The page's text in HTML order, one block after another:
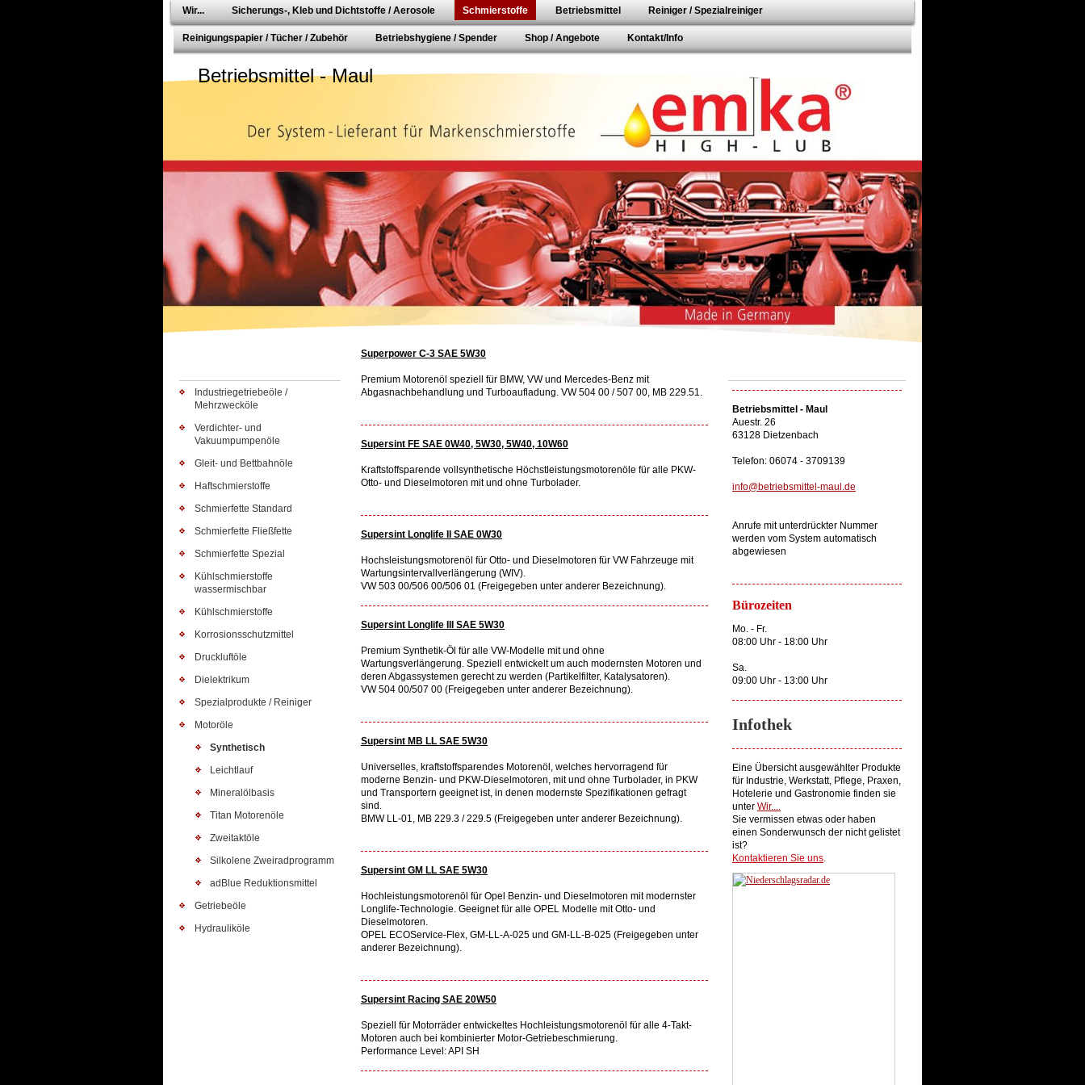
Wir... Sicherungs-, Kleb und Dichtstoffe / Aerosole Schmierstoffe Betriebsmittel Reiniger / Spezialreiniger
Reinigungspapier / Tücher / Zubehör Betriebshygiene / Spender Shop / Angebote Kontakt/Info
Betriebsmittel - Maul
Industriegetriebeöle /
Mehrzwecköle
Verdichter- und
Vakuumpumpenöle
Gleit- und Bettbahnöle
Haftschmierstoffe
Schmierfette Standard
Schmierfette Fließfette
Schmierfette Spezial
Kühlschmierstoffe
wassermischbar
Kühlschmierstoffe
Korrosionsschutzmittel
Druckluftöle
Dielektrikum
Spezialprodukte / Reiniger
Motoröle
Synthetisch
Leichtlauf
Mineralölbasis
Titan Motorenöle
Zweitaktöle
Silkolene Zweiradprogramm
adBlue Reduktionsmittel
Getriebeöle
Hydrauliköle
Superpower C-3 SAE 5W30
Premium Motorenöl speziell für BMW, VW und Mercedes-Benz mit
Abgasnachbehandlung und Turboaufladung. VW 504 00 / 507 00, MB 229.51.
Supersint FE SAE 0W40, 5W30, 5W40, 10W60
Kraftstoffsparende vollsynthetische Höchstleistungsmotorenöle für alle PKW-
Otto- und Dieselmotoren mit und ohne Turbolader.
Supersint Longlife II SAE 0W30
Hochsleistungsmotorenöl für Otto- und Dieselmotoren für VW Fahrzeuge mit
Wartungsintervallverlängerung (WIV).
VW 503 00/506 00/506 01 (Freigegeben unter anderer Bezeichnung).
Supersint Longlife III SAE 5W30
Premium Synthetik-Öl für alle VW-Modelle mit und ohne
Wartungsverlängerung. Speziell entwickelt um auch modernsten Motoren und
deren Abgassystemen gerecht zu werden (Partikelfilter, Katalysatoren).
VW 504 00/507 00 (Freigegeben unter anderer Bezeichnung).
Supersint MB LL SAE 5W30
Universelles, kraftstoffsparendes Motorenöl, welches hervorragend für
moderne Benzin- und PKW-Dieselmotoren, mit und ohne Turbolader, in PKW
und Transportern geeignet ist, in denen modernste Spezifikationen gefragt
sind.
BMW LL-01, MB 229.3 / 229.5 (Freigegeben unter anderer Bezeichnung).
Supersint GM LL SAE 5W30
Hochleistungsmotorenöl für Opel Benzin- und Dieselmotoren mit modernster
Longlife-Technologie. Geeignet für alle OPEL Modelle mit Otto- und
Dieselmotoren.
OPEL ECOService-Flex, GM-LL-A-025 und GM-LL-B-025 (Freigegeben unter
anderer Bezeichnung).
Supersint Racing SAE 20W50
Speziell für Motorräder entwickeltes Hochleistungsmotorenöl für alle 4-Takt-
Motoren auch bei kombinierter Motor-Getriebeschmierung.
Performance Level: API SH
Betriebsmittel - Maul
Auestr. 26
63128 Dietzenbach
Telefon: 06074 - 3709139
info@betriebsmittel-maul.de
Anrufe mit unterdrückter Nummer
werden vom System automatisch
abgewiesen
Bürozeiten
Mo. - Fr.
08:00 Uhr - 18:00 Uhr
Sa.
09:00 Uhr - 13:00 Uhr
Infothek
Eine Übersicht ausgewählter Produkte
für Industrie, Werkstatt, Pflege, Praxen,
Hotelerie und Gastronomie finden sie
unter Wir....
Sie vermissen etwas oder haben
einen Sonderwunsch der nicht gelistet
ist?
Kontaktieren Sie uns.